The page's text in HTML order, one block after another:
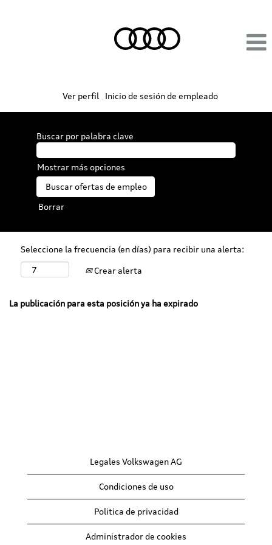
Ver perfil Inicio de sesión de empleado
Buscar por palabra clave
Mostrar más opciones
Borrar
Seleccione la frecuencia (en días) para recibir una alerta:
Crear alerta
La publicación para esta posición ya ha expirado
Legales Volkswagen AG
Condiciones de uso
Politica de privacidad
Administrador de cookies